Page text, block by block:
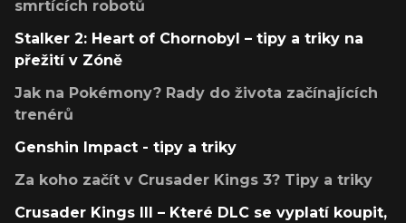
smrtících robotů
Stalker 2: Heart of Chornobyl – tipy a triky na
přežití v Zóně
Jak na Pokémony? Rady do života začínajících
trenérů
Genshin Impact - tipy a triky
Za koho začít v Crusader Kings 3? Tipy a triky
Crusader Kings III – Které DLC se vyplatí koupit,